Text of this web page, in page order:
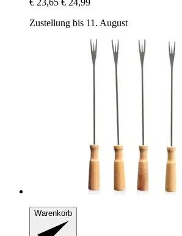
€ 23,65 € 24,99
Zustellung bis 11. August
Warenkorb